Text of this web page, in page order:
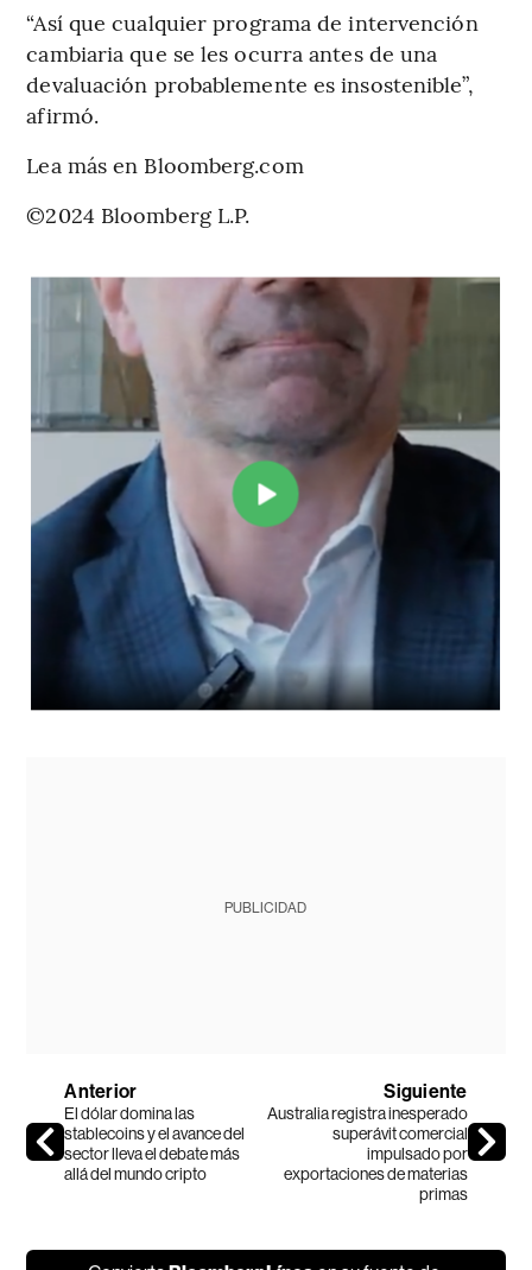
“Así que cualquier programa de intervención
cambiaria que se les ocurra antes de una
devaluación probablemente es insostenible”,
afirmó.
Lea más en Bloomberg.com
©2024 Bloomberg L.P.
PUBLICIDAD
Anterior
El dólar domina las
stablecoins y el avance del
sector lleva el debate más
allá del mundo cripto
Siguiente
Australia registra inesperado
superávit comercial
impulsado por
exportaciones de materias
primas